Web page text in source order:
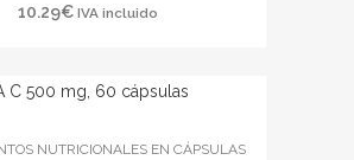
10.29€ IVA incluido
NUTRICIONALES EN CÁPSULAS